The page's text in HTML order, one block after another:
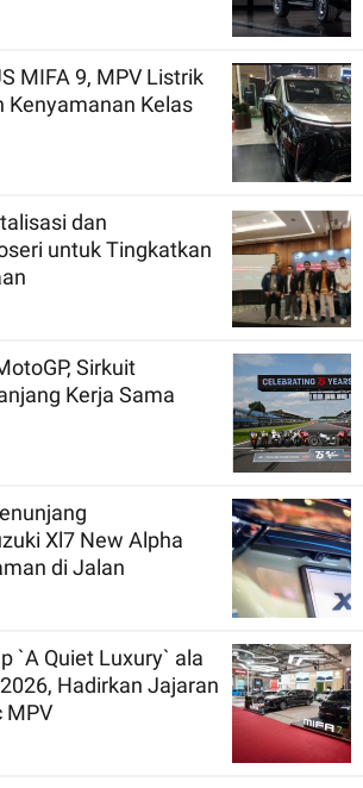
MIFA 9, MPV Listrik
Kenyamanan Kelas
dan
untuk Tingkatkan
Sirkuit
Kerja Sama
Xl7 New Alpha
di Jalan
`A Quiet Luxury` ala
Hadirkan Jajaran
MPV